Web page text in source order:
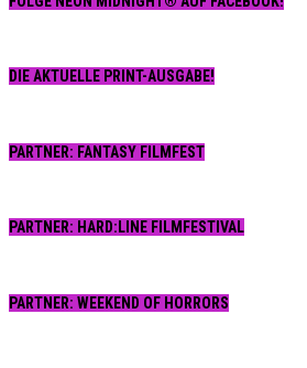
DIE AKTUELLE PRINT-AUSGABE!
PARTNER: FANTASY FILMFEST
PARTNER: HARD:LINE FILMFESTIVAL
PARTNER: WEEKEND OF HORRORS